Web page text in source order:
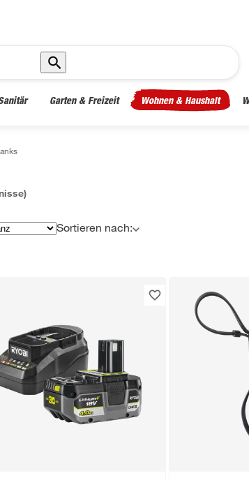
Garten & Freizeit Wohnen & Haushalt
Sortieren nach: